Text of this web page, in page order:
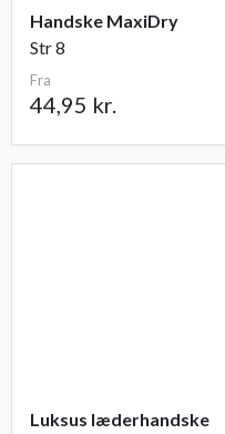
Handske MaxiDry
Str 8
Fra
44,95 kr.
Luksus læderhandske